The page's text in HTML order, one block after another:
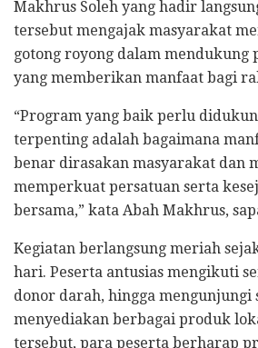
Makhrus Soleh yang hadir
tersebut mengajak masyarakat
gotong royong dalam
yang memberikan manfaat bagi
“Program yang baik perlu
terpenting adalah bagaimana
benar dirasakan masyarakat dan
memperkuat persatuan serta
bersama,” kata Abah Makhrus,
Kegiatan berlangsung meriah
hari. Peserta antusias mengikuti
donor darah, hingga mengunjungi
menyediakan berbagai produk
tersebut, para peserta berharap